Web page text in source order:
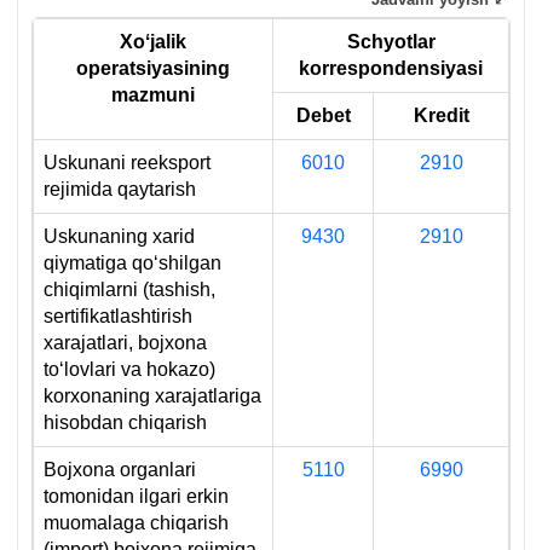
Xoʻjalik
operatsiyasining
mazmuni
Schyotlar
korrespondensiyasi
Debet Kredit
Uskunani reeksport
rejimida qaytarish
6010 2910
Uskunaning хarid
qiymatiga qoʻshilgan
chiqimlarni (tashish,
sertifikatlashtirish
хarajatlari, bojхona
toʻlovlari va hokazo)
korхonaning хarajatlariga
hisobdan chiqarish
9430 2910
Bojхona organlari
tomonidan ilgari erkin
muomalaga chiqarish
5110 6990